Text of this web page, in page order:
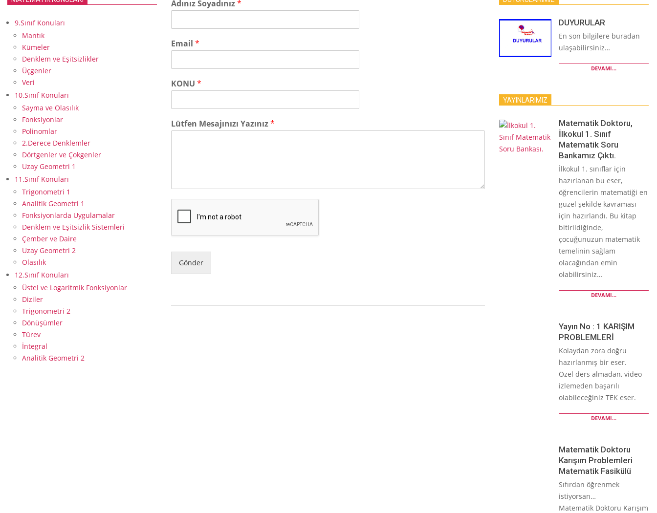
Adınız Soyadınız*
Email *
KONU *
Lütfen Mesajınızı Yazınız*
Gönder
9.Sınıf Konuları
Mantık
Kümeler
Denklem ve Eşitsizlikler
Üçgenler
Veri
10.Sınıf Konuları
Sayma ve Olasılık
Fonksiyonlar
Polinomlar
2.Derece Denklemler
Dörtgenler ve Çokgenler
Uzay Geometri 1
11.Sınıf Konuları
Trigonometri 1
Analitik Geometri 1
Fonksiyonlarda Uygulamalar
Denklem ve Eşitsizlik Sistemleri
Çember ve Daire
Uzay Geometri 2
Olasılık
12.Sınıf Konuları
Üstel ve Logaritmik Fonksiyonlar
Diziler
Trigonometri 2
Dönüşümler
Türev
İntegral
Analitik Geometri 2
DUYURULAR
En son bilgilere buradan
ulaşabilirsiniz…
DEVAMI...
YAYINLARIMIZ
Matematik Doktoru,
İlkokul 1. Sınıf
Matematik Soru
Bankamız Çıktı.
İlkokul 1. sınıflar için
hazırlanan bu eser,
öğrencilerin matematiği en
güzel şekilde kavraması
için hazırlandı. Bu kitap
bitirildiğinde,
çocuğunuzun matematik
temelinin sağlam
olacağından emin
olabilirsiniz…
DEVAMI...
Yayın No : 1 KARIŞIM
PROBLEMLERİ
Kolaydan zora doğru
hazırlanmış bir eser.
Özel ders almadan, video
izlemeden başarılı
olabileceğiniz TEK eser.
DEVAMI...
Matematik Doktoru
Karışım Problemleri
Matematik Fasikülü
Sıfırdan öğrenmek
istiyorsan…
Matematik Doktoru Karışım